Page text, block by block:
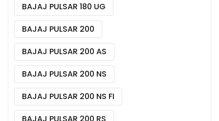
BAJAJ PULSAR 180 UG
BAJAJ PULSAR 200
BAJAJ PULSAR 200 AS
BAJAJ PULSAR 200 NS
BAJAJ PULSAR 200 NS FI
BAJAJ PULSAR 200 RS